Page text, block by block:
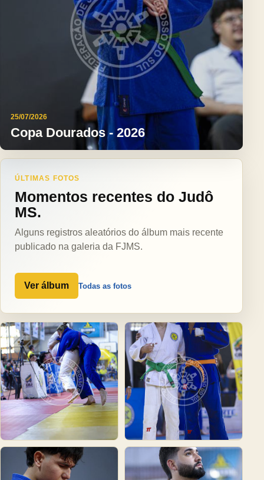
25/07/2026
Copa Dourados - 2026
ÚLTIMAS FOTOS
Momentos recentes do Judô
MS.
Alguns registros aleatórios do álbum mais recente
publicado na galeria da FJMS.
Ver álbum Todas as fotos